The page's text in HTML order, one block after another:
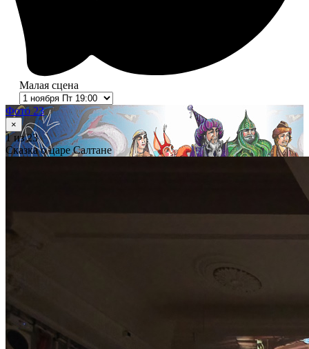
Малая сцена
Фото 23
×
1из 23
Сказка о царе Салтане